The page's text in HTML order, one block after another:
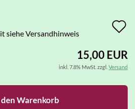
siehe Versandhinweis
15,00 EUR
inkl. 7.8% MwSt. zzgl. Versand
den Warenkorb